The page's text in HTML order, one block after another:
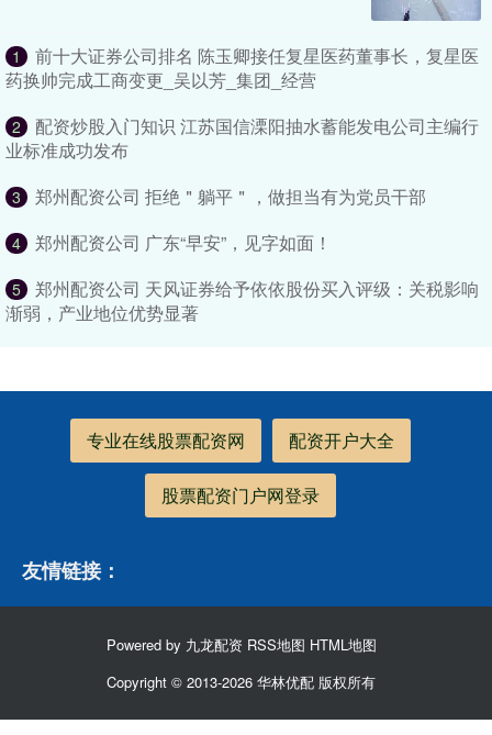
1
前十大证券公司排名 陈玉卿接任复星医药董事长，复星医
药换帅完成工商变更_吴以芳_集团_经营
2
配资炒股入门知识 江苏国信溧阳抽水蓄能发电公司主编行
业标准成功发布
3 郑州配资公司 拒绝＂躺平＂，做担当有为党员干部
4 郑州配资公司 广东“早安”，见字如面！
5
郑州配资公司 天风证券给予依依股份买入评级：关税影响
渐弱，产业地位优势显著
专业在线股票配资网 配资开户大全
股票配资门户网登录
友情链接：
Powered by 九龙配资 RSS地图 HTML地图
Copyright © 2013-2026 华林优配 版权所有